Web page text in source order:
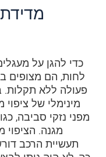
כדי להגן על
לחות, הם מצופים
פעולה ללא תקלות.
מינימלי של
מפני נזקי סביבה,
מגנה.
תעשיית הרכב